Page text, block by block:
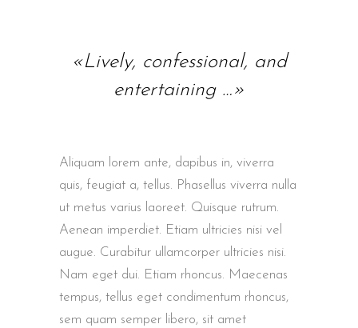
«Lively, confessional, and
entertaining …»
Aliquam lorem ante, dapibus in, viverra
quis, feugiat a, tellus. Phasellus viverra nulla
ut metus varius laoreet. Quisque rutrum.
Aenean imperdiet. Etiam ultricies nisi vel
augue. Curabitur ullamcorper ultricies nisi.
Nam eget dui. Etiam rhoncus. Maecenas
tempus, tellus eget condimentum rhoncus,
sem quam semper libero, sit amet